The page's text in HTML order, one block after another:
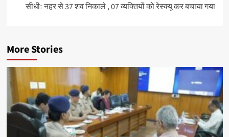
सीधीः नहर से 37 शव निकाले , 07 व्यक्तियों को रेस्क्यू कर बचाया गया
More Stories